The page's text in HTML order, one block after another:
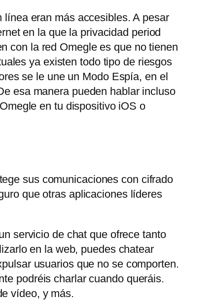
eran más accesibles. A pesar
en la que la privacidad period
con la red Omegle es que no tienen
ya existen todo tipo de riesgos
se le une un Modo Espía, en el
esa manera pueden hablar incluso
en tu dispositivo iOS o
sus comunicaciones con cifrado
que otras aplicaciones líderes
servicio de chat que ofrece tanto
en la web, puedes chatear
usuarios que no se comporten.
podréis charlar cuando queráis.
vídeo, y más.